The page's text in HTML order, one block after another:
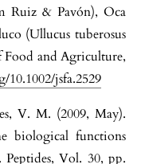
Ruiz & Pavón), Oca
(Ullucus tuberosus
Food and Agriculture,
jsfa.2529
V. M. (2009, May).
biological functions
Vol. 30, pp.